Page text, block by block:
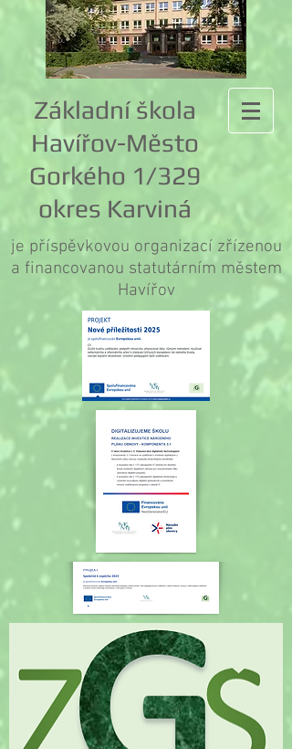
Základní škola
Havířov-Město
Gorkého 1/329
okres Karviná
je příspěvkovou organizací zřízenou
a financovanou statutárním městem
Havířov